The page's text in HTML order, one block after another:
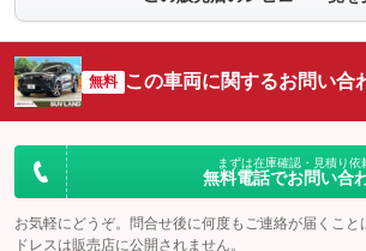
無料 この車両に関するお問い合
まずは在庫確認・見積り依
無料電話でお問い合
お気軽にどうぞ。問合せ後に何度もご連絡が届くこと
ドレスは販売店に公開されません。